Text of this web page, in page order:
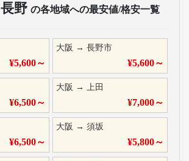
長野 の各地域への最安値/格安一覧
¥5,600～
大阪 →長野市
¥5,600～
¥6,500～
大阪 →上田
¥7,000～
¥6,500～
大阪 →須坂
¥5,800～